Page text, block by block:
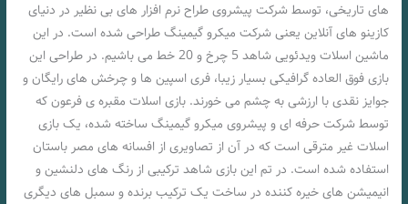
های تاریخی، توسط شرکت پیشروی طراح نرم افزار های بی نظیر در دنیای
کازینو های آنلاین یعنی شرکت میکرو گیمینگ طراحی شده است. در این
ماشین اسلات ویدئویی شاهد 5 چرخ و 20 خط می باشیم. در طراحی این
بازی فوق العاده گرافیکی بسیار زیبا، فری اسپین ها و چرخش های رایگان و
جوایز نقدی با ارزشی به چشم می خورند. بازی اسلات مقبره ی فرعون که
توسط شرکت حرفه ای و پیشروی میکرو گیمینگ ساخته شده، یک بازی
اسلات غیر مترقی است که در آن از تصاویری از افسانه های مصر باستان
استفاده شده است. در تم این بازی شاهد ترکیبی از رنگ های دلنشین و
انیمیشن های خیره کننده در ساخت یک ترکیب برنده و سمبل های دیگری